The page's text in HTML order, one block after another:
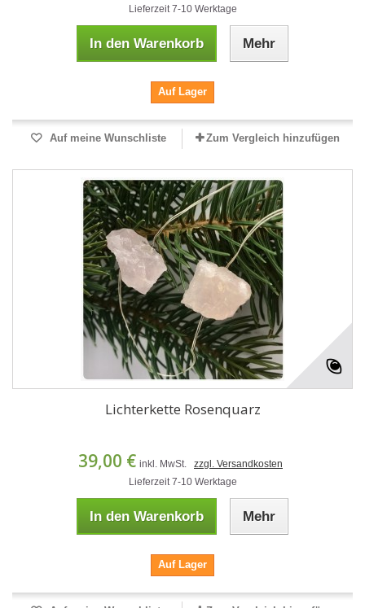
Lieferzeit 7-10 Werktage
In den Warenkorb Mehr
Auf Lager
Auf meine Wunschliste Zum Vergleich hinzufügen
Lichterkette Rosenquarz
39,00 € inkl. MwSt.
zzgl. Versandkosten
Lieferzeit 7-10 Werktage
In den Warenkorb Mehr
Auf Lager